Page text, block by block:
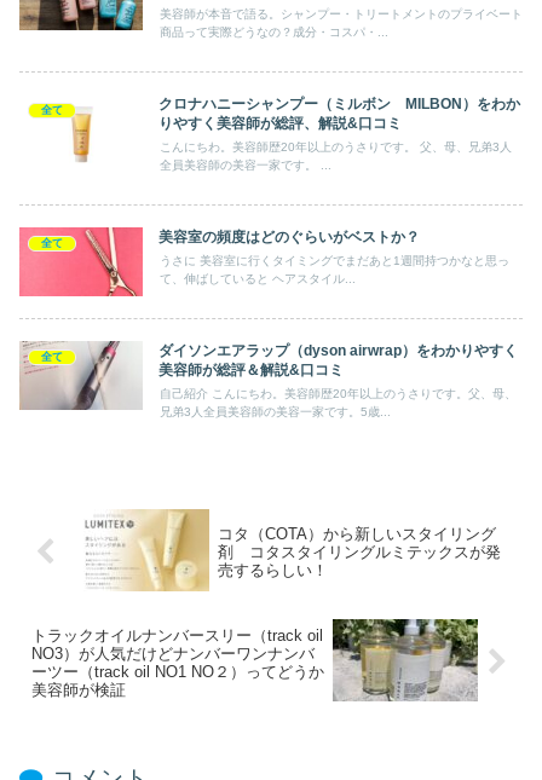
美容師が本音で語る。シャンプー・トリートメントのプライベート
商品って実際どうなの？成分・コスパ・...
全て
クロナハニーシャンプー（ミルボン MILBON）をわか
りやすく美容師が総評、解説&口コミ
こんにちわ。美容師歴20年以上のうさりです。 父、母、兄弟3人
全員美容師の美容一家です。 ...
全て 美容室の頻度はどのぐらいがベストか？
うさに 美容室に行くタイミングでまだあと1週間持つかなと思っ
て、伸ばしていると ヘアスタイル...
全て
ダイソンエアラップ（dyson airwrap）をわかりやすく
美容師が総評＆解説&口コミ
自己紹介 こんにちわ。美容師歴20年以上のうさりです。父、母、
兄弟3人全員美容師の美容一家です。5歳...
コタ（COTA）から新しいスタイリング
剤 コタスタイリングルミテックスが発
売するらしい！
トラックオイルナンバースリー（track oil
NO3）が人気だけどナンバーワンナンバ
ーツー（track oil NO1 NO２）ってどうか
美容師が検証